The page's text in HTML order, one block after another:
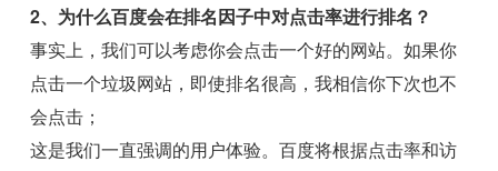
2、为什么百度会在排名因子中对点击率进行排名？
事实上，我们可以考虑你会点击一个好的网站。如果你
点击一个垃圾网站，即使排名很高，我相信你下次也不
会点击；
这是我们一直强调的用户体验。百度将根据点击率和访